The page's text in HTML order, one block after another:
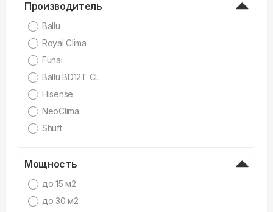
Производитель
Ballu
Royal Clima
Funai
Ballu BD12T CL
Hisense
NeoClima
Shuft
Мощность
до 15 м2
до 30 м2